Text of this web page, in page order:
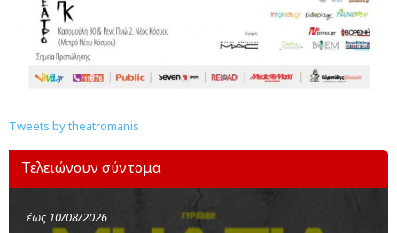
Tweets by theatromanis
Τελειώνουν σύντομα
έως 10/08/2026